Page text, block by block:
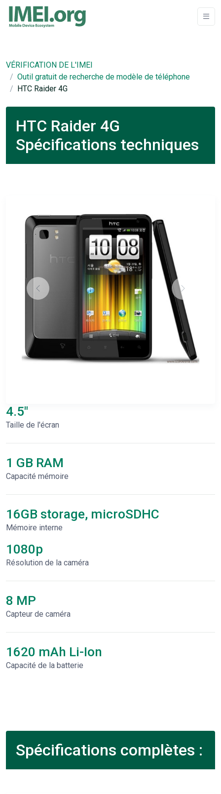
VÉRIFICATION DE L'IMEI
Outil gratuit de recherche de modèle de téléphone
HTC Raider 4G
HTC Raider 4G
Spécifications techniques
4.5"
Taille de l'écran
1 GB RAM
Capacité mémoire
16GB storage, microSDHC
Mémoire interne
1080p
Résolution de la caméra
8 MP
Capteur de caméra
1620 mAh Li-Ion
Capacité de la batterie
Spécifications complètes :